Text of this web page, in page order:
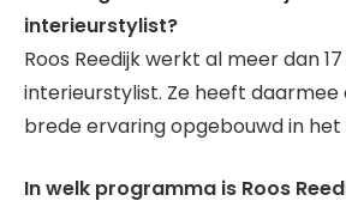
interieurstylist?
Roos Reedijk werkt al meer dan
interieurstylist. Ze heeft daarmee
brede ervaring opgebouwd in het
In welk programma is Roos